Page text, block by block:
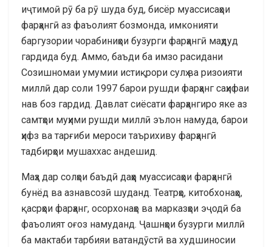
иҷтимоӣ рӯ ба рӯ шуда буд, бисёр муассисаҳои
фарҳангӣ аз фаъолият бозмонда, имконияти
баргузории чорабиниҳои бузурги фарҳангӣ маҳдуд
гардида буд. Аммо, баъди ба имзо расидани
Созишномаи умумии истиқрори сулҳ ва ризоияти
миллӣ дар соли 1997 барои рушди фарҳанг саҳифаи
нав боз гардид. Давлат сиёсати фарҳангиро яке аз
самтҳои муҳими рушди миллӣ эълон намуда, барои
ҳифз ва тарғиби мероси таърихиву фарҳангӣ
тадбирҳои мушаххас андешид.
Маҳз дар солҳои баъдӣ даҳҳо муассисаҳои фарҳангӣ
бунёд ва азнавсозӣ шуданд. Театрҳо, китобхонаҳо,
қасрҳои фарҳанг, осорхонаҳо ва марказҳои эҷодӣ ба
фаъолият оғоз намуданд. Ҷашнҳои бузурги миллӣ
ба мактаби тарбияи ватандӯстӣ ва худшиносии